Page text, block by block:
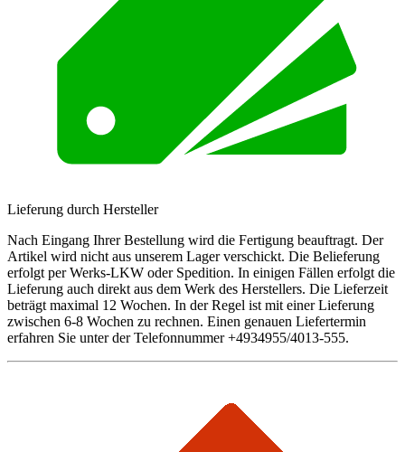
Lieferung durch Hersteller
Nach Eingang Ihrer Bestellung wird die Fertigung beauftragt. Der
Artikel wird nicht aus unserem Lager verschickt. Die Belieferung
erfolgt per Werks-LKW oder Spedition. In einigen Fällen erfolgt die
Lieferung auch direkt aus dem Werk des Herstellers. Die Lieferzeit
beträgt maximal 12 Wochen. In der Regel ist mit einer Lieferung
zwischen 6-8 Wochen zu rechnen. Einen genauen Liefertermin
erfahren Sie unter der Telefonnummer +4934955/4013-555.